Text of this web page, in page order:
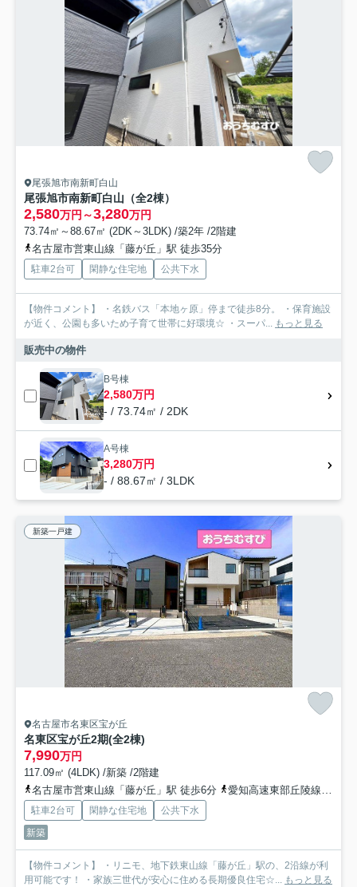
尾張旭市南新町白山
尾張旭市南新町白山（全2棟）
2,580万円～3,280万円
73.74㎡～88.67㎡ (2DK～3LDK) /築2年 /2階建
名古屋市営東山線「藤が丘」駅 徒歩35分
駐車2台可 閑静な住宅地 公共下水
【物件コメント】 ・名鉄バス「本地ヶ原」停まで徒歩8分。 ・保育施設
が近く、公園も多いため子育て世帯に好環境☆ ・スーパ... もっと見る
販売中の物件
B号棟
2,580万円
- / 73.74㎡ / 2DK
A号棟
3,280万円
- / 88.67㎡ / 3LDK
新築一戸建
名古屋市名東区宝が丘
名東区宝が丘2期(全2棟)
7,990万円
117.09㎡ (4LDK) /新築 /2階建
名古屋市営東山線「藤が丘」駅 徒歩6分
愛知高速東部丘陵線「藤が丘」駅 徒歩7分
駐車2台可 閑静な住宅地
公共下水
新築
【物件コメント】 ・リニモ、地下鉄東山線「藤が丘」駅の、2沿線が利
用可能です！ ・家族三世代が安心に住める長期優良住宅☆... もっと見る